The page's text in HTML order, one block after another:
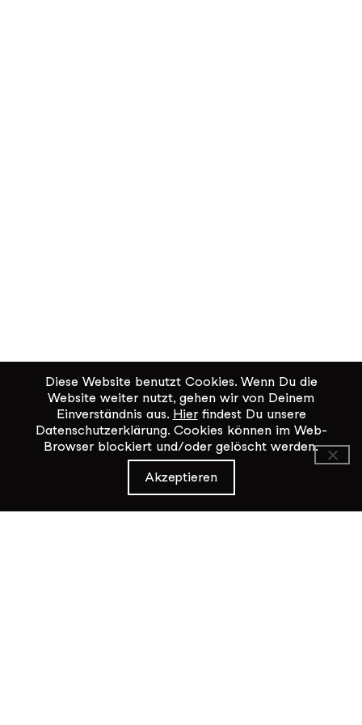
KiK Kultur im Kammgarn
Baumgartenstrasse 19
8200 Schaffhausen
Diese Website benutzt Cookies. Wenn Du die
Website weiter nutzt, gehen wir von Deinem
Einverständnis aus. Hierfindest Du unsere
Datenschutzerklärung. Cookies können im Web-
Browser blockiert und/oder gelöscht werden.
Akzeptieren